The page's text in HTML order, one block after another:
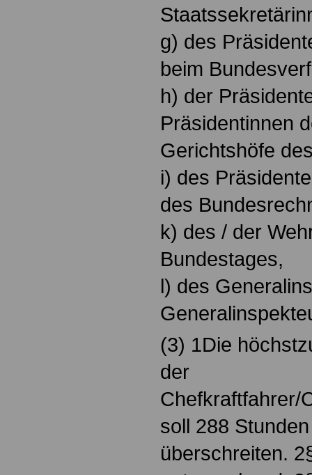
g) des
beim
h) der
Präsidentinnen
Gerichtshöfe
i) des
des
k) des / der
Bundestages,
l) des
(3) 1Die
der
Chefkraftfahrer/
soll 288
überschreiten.